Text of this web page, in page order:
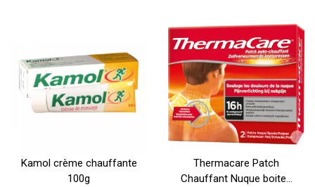
Kamol crème chauffante
100g
Thermacare Patch
Chauffant Nuque boite...